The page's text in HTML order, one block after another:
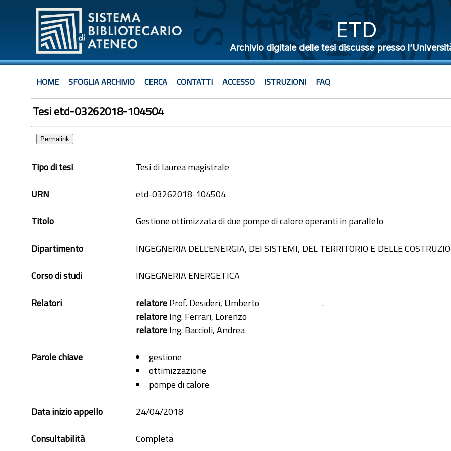
ETD
Archivio digitale delle tesi discusse presso
HOME SFOGLIA ARCHIVIO CERCA CONTATTI ACCESSO ISTRUZIONI FAQ
Tesi etd-03262018-104504
Permalink
Tipo di tesi
Tesi di laurea magistrale
URN
etd-03262018-104504
Titolo
Gestione ottimizzata di due pompe di calore operanti in parallelo
Dipartimento
INGEGNERIA DELL'ENERGIA, DEI SISTEMI, DEL TERRITORIO E DELLE
Corso di studi
INGEGNERIA ENERGETICA
Relatori
.
relatoreProf. Desideri, Umberto
relatoreIng. Ferrari, Lorenzo
relatoreIng. Baccioli, Andrea
Parole chiave
gestione
ottimizzazione
pompe di calore
Data inizio appello
24/04/2018
Consultabilità
Completa